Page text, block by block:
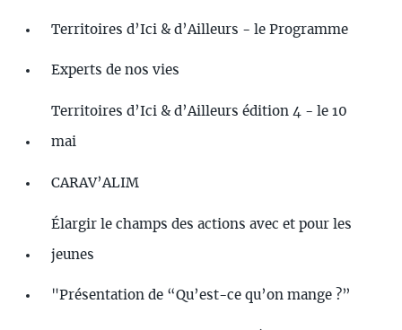
Territoires d’Ici & d’Ailleurs - le Programme
Experts de nos vies
Territoires d’Ici & d’Ailleurs édition 4 - le 10
mai
CARAV’ALIM
Élargir le champs des actions avec et pour les
jeunes
"Présentation de “Qu’est-ce qu’on mange ?”